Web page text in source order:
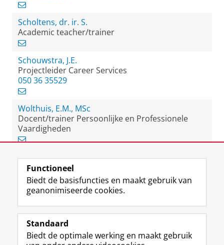
Scholtens, dr. ir. S.
Academic teacher/trainer
Schouwstra, J.E.
Projectleider Career Services
050 36 35529
Wolthuis, E.M., MSc
Docent/trainer Persoonlijke en Professionele
Vaardigheden
View this page in:English
Volg de RUG
F
a
e
L
i
k
R
S
-
I
n
t
Y
o
T
Studiekiezers
Functioneel
Biedt de basisfuncties en maakt gebruik van
geanonimiseerde cookies.
Standaard
Biedt de optimale werking en maakt gebruik